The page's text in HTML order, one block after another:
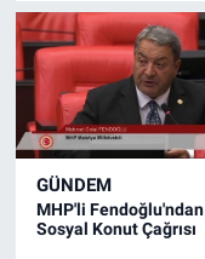
GÜNDEM
MHP'li Fendoğlu'ndan
Sosyal Konut Çağrısı